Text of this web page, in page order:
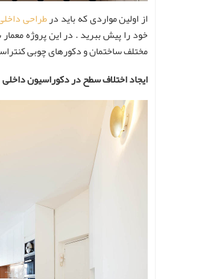
از اولین مواردی که باید درطراحی
خود را پیش ببرید . در این پروژه
مختلف ساختمان و دکورهای چوبی
ایجاد اختلاف سطح در دکوراسیون داخلی